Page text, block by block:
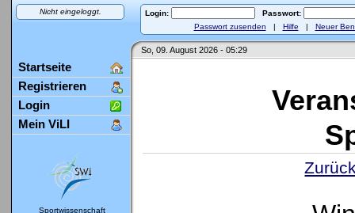
Nicht eingeloggt. Login:
Passwort:
Passwort zusenden | Hilfe | Neuer
So, 09. August 2026 - 05:29
Startseite
Registrieren
Login
Mein ViLI
Sportwissenschaft